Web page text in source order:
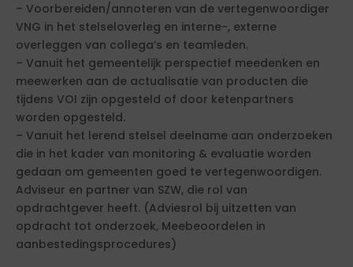
– Voorbereiden/annoteren van de vertegenwoordiger
VNG in het stelseloverleg en interne-, externe
overleggen van collega’s en teamleden.
– Vanuit het gemeentelijk perspectief meedenken en
meewerken aan de actualisatie van producten die
tijdens VOI zijn opgesteld of door ketenpartners
worden opgesteld.
– Vanuit het lerend stelsel deelname aan onderzoeken
die in het kader van monitoring & evaluatie worden
gedaan om gemeenten goed te vertegenwoordigen.
Adviseur en partner van SZW, die rol van
opdrachtgever heeft. (Adviesrol bij uitzetten van
opdracht tot onderzoek, Meebeoordelen in
aanbestedingsprocedures)